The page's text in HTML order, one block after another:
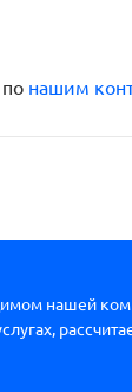
нашим
нашей